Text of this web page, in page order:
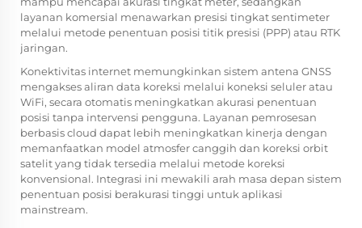
layanan komersial menawarkan presisi tingkat sentimeter
melalui metode penentuan posisi titik presisi (PPP) atau RTK
jaringan.
Konektivitas internet memungkinkan sistem antena GNSS
mengakses aliran data koreksi melalui koneksi seluler atau
WiFi, secara otomatis meningkatkan akurasi penentuan
posisi tanpa intervensi pengguna. Layanan pemrosesan
berbasis cloud dapat lebih meningkatkan kinerja dengan
memanfaatkan model atmosfer canggih dan koreksi orbit
satelit yang tidak tersedia melalui metode koreksi
konvensional. Integrasi ini mewakili arah masa depan sistem
penentuan posisi berakurasi tinggi untuk aplikasi
mainstream.